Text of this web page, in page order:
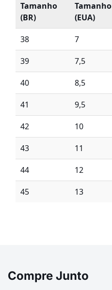
Tamanho
(BR)
Tamanho
(EUA)
38 7
39 7,5
40 8,5
41 9,5
42 10
43 11
44 12
45 13
Compre Junto